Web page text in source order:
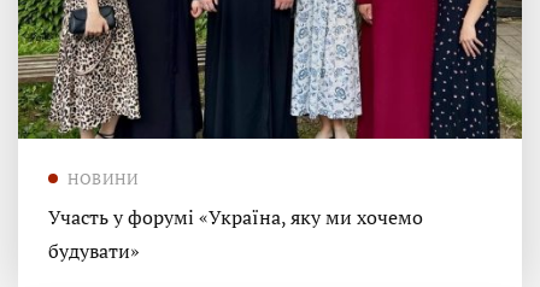
НОВИНИ
Участь у форумі «Україна, яку ми хочемо
будувати»